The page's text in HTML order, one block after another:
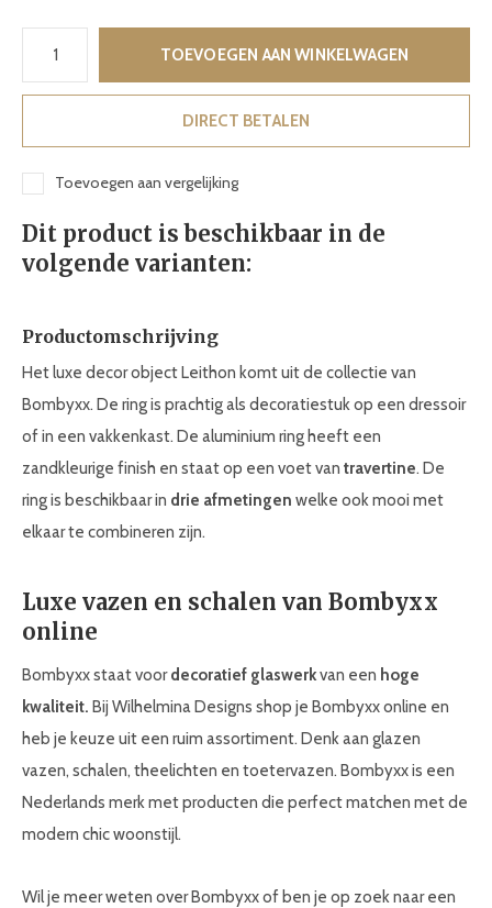
TOEVOEGEN AAN WINKELWAGEN
DIRECT BETALEN
Toevoegen aan vergelijking
Dit product is beschikbaar in de
volgende varianten:
Productomschrijving
Het luxe decor object Leithon komt uit de collectie van
Bombyxx. De ring is prachtig als decoratiestuk op een dressoir
of in een vakkenkast. De aluminium ring heeft een
zandkleurige finish en staat op een voet van travertine. De
ring is beschikbaar in drie afmetingen welke ook mooi met
elkaar te combineren zijn.
Luxe vazen en schalen van Bombyxx
online
Bombyxx staat voordecoratief glaswerkvan een hoge
kwaliteit. Bij Wilhelmina Designs shop je Bombyxx online en
heb je keuze uit een ruim assortiment. Denk aan glazen
vazen, schalen, theelichten en toetervazen. Bombyxx is een
Nederlands merk met producten die perfect matchen met de
modern chic woonstijl.
Wil je meer weten over Bombyxx of ben je op zoek naar een